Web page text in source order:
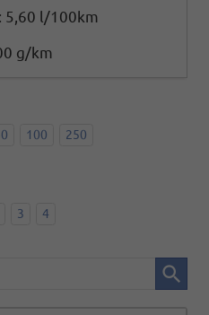
5,60 l/100km
g/km
100 250
3 4